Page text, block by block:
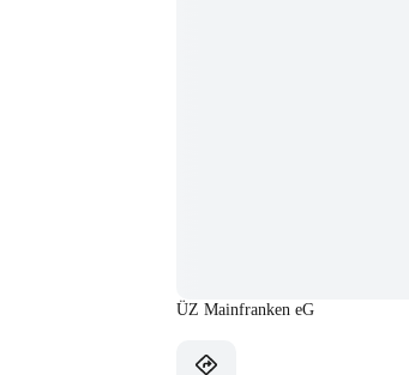
ÜZ Mainfranken eG